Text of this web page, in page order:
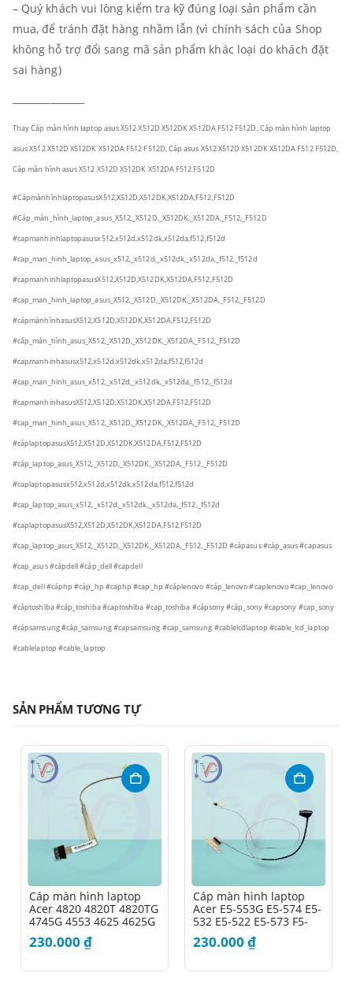
– Quý khách vui lòng kiểm tra kỹ đúng loại sản phẩm cần
mua, để tránh đặt hàng nhầm lẫn (vì chính sách của Shop
không hỗ trợ đổi sang mã sản phẩm khác loại do khách đặt
sai hàng)
Thay Cáp màn hình laptop asus X512 X512D X512DK X512DA F512 F512D, Cáp màn hình laptop
asus X512 X512D X512DK X512DA F512 F512D, Cáp asus X512 X512D X512DK X512DA F512 F512D,
Cáp màn hình asus X512 X512D X512DK X512DA F512 F512D
#CápmànhìnhlaptopasusX512,X512D,X512DK,X512DA,F512,F512D
#Cáp_màn_hình_laptop_asus_X512,_X512D,_X512DK,_X512DA,_F512,_F512D
#capmanhinhlaptopasusx512,x512d,x512dk,x512da,f512,f512d
#cap_man_hinh_laptop_asus_x512,_x512d,_x512dk,_x512da,_f512,_f512d
#capmanhinhlaptopasusX512,X512D,X512DK,X512DA,F512,F512D
#cap_man_hinh_laptop_asus_X512,_X512D,_X512DK,_X512DA,_F512,_F512D
#cápmànhìnhasusX512,X512D,X512DK,X512DA,F512,F512D
#cáp_màn_hình_asus_X512,_X512D,_X512DK,_X512DA,_F512,_F512D
#capmanhinhasusx512,x512d,x512dk,x512da,f512,f512d
#cap_man_hinh_asus_x512,_x512d,_x512dk,_x512da,_f512,_f512d
#capmanhinhasusX512,X512D,X512DK,X512DA,F512,F512D
#cap_man_hinh_asus_X512,_X512D,_X512DK,_X512DA,_F512,_F512D
#cáplaptopasusX512,X512D,X512DK,X512DA,F512,F512D
#cáp_laptop_asus_X512,_X512D,_X512DK,_X512DA,_F512,_F512D
#caplaptopasusx512,x512d,x512dk,x512da,f512,f512d
#cap_laptop_asus_x512,_x512d,_x512dk,_x512da,_f512,_f512d
#caplaptopasusX512,X512D,X512DK,X512DA,F512,F512D
#cap_laptop_asus_X512,_X512D,_X512DK,_X512DA,_F512,_F512D#cápasus#cáp_asus#capasus
#cap_asus#cápdell#cáp_dell#capdell
#cap_dell#cáphp#cáp_hp #caphp#cap_hp #cáplenovo #cáp_lenovo#caplenovo#cap_lenovo
#cáptoshiba#cáp_toshiba#captoshiba #cap_toshiba #cápsony#cáp_sony#capsony #cap_sony
#cápsamsung#cáp_samsung#capsamsung #cap_samsung #cablelcdlaptop #cable_lcd_laptop
#cablelaptop #cable_laptop
SẢN PHẨM TƯƠNG TỰ
Cáp màn hình laptop
Acer 4820 4820T 4820TG
4745G 4553 4625 4625G
230.000 ₫
Cáp màn hình laptop
Acer E5-553G E5-574 E5-
532 E5-522 E5-573 F5-
573 F5-571
230.000 ₫